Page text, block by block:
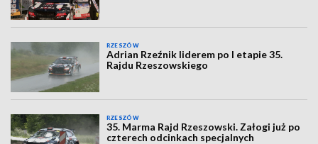
RZESZÓW
Adrian Rzeźnik liderem po I etapie 35.
Rajdu Rzeszowskiego
RZESZÓW
35. Marma Rajd Rzeszowski. Załogi już po
czterech odcinkach specjalnych